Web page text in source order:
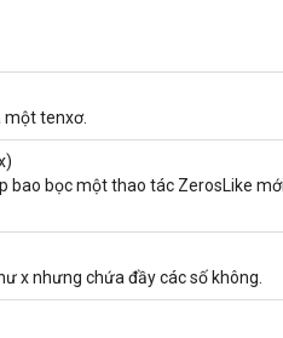
một tenxơ.
bao bọc một thao tác ZerosLike
x nhưng chứa đầy các số không.